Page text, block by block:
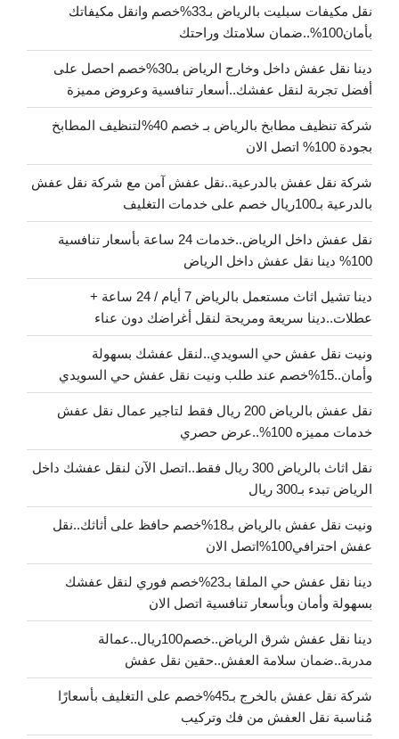
نقل مكيفات سبليت بالرياض بـ33%خصم وانقل مكيفاتك
بأمان100%..ضمان سلامتك وراحتك
دينا نقل عفش داخل وخارج الرياض بـ30%خصم احصل على
أفضل تجربة لنقل عفشك..أسعار تنافسية وعروض مميزة
شركة تنظيف مطابخ بالرياض بـ خصم 40%لتنظيف المطابخ
بجودة 100% اتصل الان
شركة نقل عفش بالدرعية..نقل عفش آمن مع شركة نقل عفش
بالدرعية بـ100ريال خصم على خدمات التغليف
نقل عفش داخل الرياض..خدمات 24 ساعة بأسعار تنافسية
100% دينا نقل عفش داخل الرياض
دينا تشيل اثاث مستعمل بالرياض 7 أيام / 24 ساعة +
عطلات..دينا سريعة ومريحة لنقل أغراضك دون عناء
ونيت نقل عفش حي السويدي..لنقل عفشك بسهولة
وأمان..15%خصم عند طلب ونيت نقل عفش حي السويدي
نقل عفش بالرياض 200 ريال فقط لتاجير عمال نقل عفش
خدمات مميزه 100%..عرض حصري
نقل اثاث بالرياض 300 ريال فقط..اتصل الآن لنقل عفشك داخل
الرياض تبدء بـ300 ريال
ونيت نقل عفش بالرياض بـ18%خصم حافظ على أثاثك..نقل
عفش احترافي100%اتصل الان
دينا نقل عفش حي الملقا بـ23%خصم فوري لنقل عفشك
بسهولة وأمان وبأسعار تنافسية اتصل الان
دينا نقل عفش شرق الرياض..خصم100ريال..عمالة
مدربة..ضمان سلامة العفش..حقين نقل عفش
شركة نقل عفش بالخرج بـ45%خصم على التغليف بأسعارًا
مُناسبة نقل العفش من فك وتركيب